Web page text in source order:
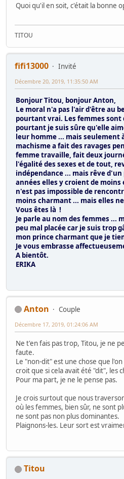
Quoi qu'il en soit, c'était la bonne
TITOU
fifi13000
Invité
Décembre 20, 2019, 11:35:50 AM
Bonjour Titou, bonjour Anton,
Le moral n'a pas l'air d'être au
pourtant vrai. Les femmes
pourtant je suis sûre qu'elle
leur homme ... mais
machisme a fait des ravages
femme travaille, fait deux
l'égalité des sexes et de tout,
indépendance ... mais rêve
années elles y croient de moins
n'est pas impossible de
moins charmant ... mais elles
Vous êtes là !
Je parle au nom des femmes ...
peu mal placée car je suis trop
mon prince charmant que je
Je vous embrasse
A bientôt.
ERIKA
Anton
Couple
Décembre 17, 2019, 01:24:06 AM
Ne t'en fais pas trop, Titou, je ne
faute.
Le "non-dit" est une chose que
croit que si cela avait été "dit", les
Pour ma part, je ne le pense pas.
Je crois surtout que nous
où les femmes, bien sûr, ne sont
ne sont pas non plus dominantes.
Plaignons-les. Leur sort est
Titou